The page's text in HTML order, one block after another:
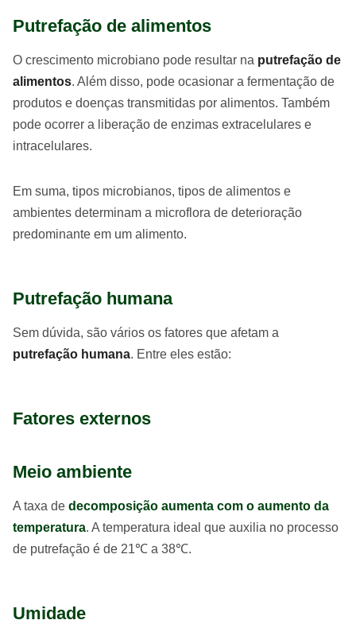
Putrefação de alimentos
O crescimento microbiano pode resultar na putrefação de
alimentos. Além disso, pode ocasionar a fermentação de
produtos e doenças transmitidas por alimentos. Também
pode ocorrer a liberação de enzimas extracelulares e
intracelulares.
Em suma, tipos microbianos, tipos de alimentos e
ambientes determinam a microflora de deterioração
predominante em um alimento.
Putrefação humana
Sem dúvida, são vários os fatores que afetam a
putrefação humana. Entre eles estão:
Fatores externos
Meio ambiente
A taxa de decomposição aumenta com o aumento da
temperatura. A temperatura ideal que auxilia no processo
de putrefação é de 21℃ a 38℃.
Umidade